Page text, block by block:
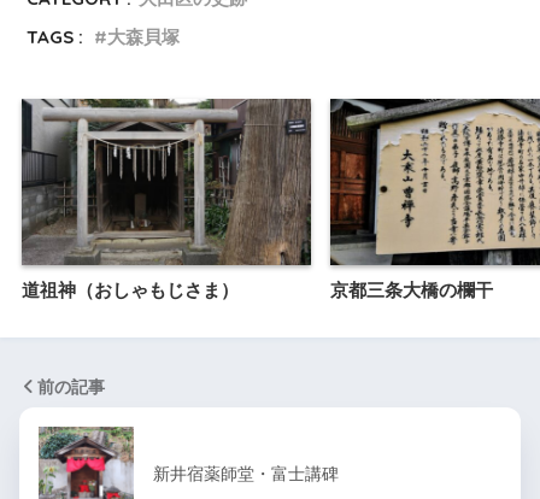
TAGS :
大森貝塚
道祖神（おしゃもじさま） 京都三条大橋の欄干
前の記事
新井宿薬師堂・富士講碑